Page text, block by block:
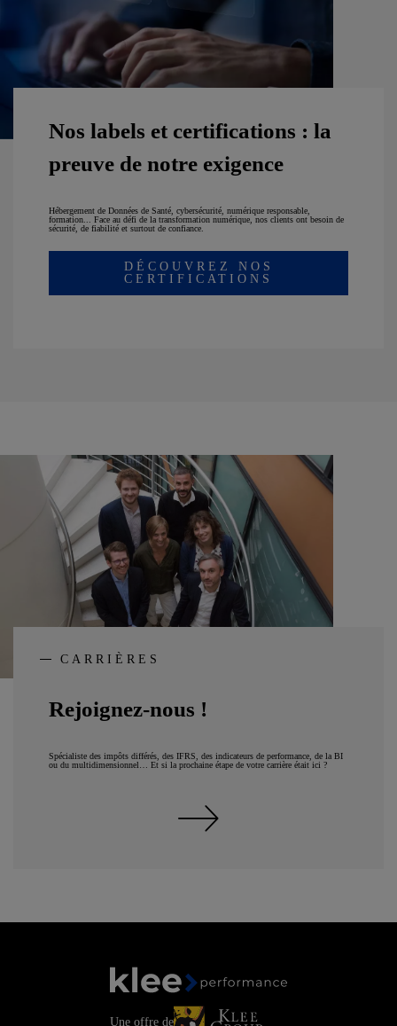
Nos labels et certifications : la
preuve de notre exigence
Hébergement de Données de Santé, cybersécurité, numérique responsable,
formation... Face au défi de la transformation numérique, nos clients ont besoin de
sécurité, de fiabilité et surtout de confiance.
DÉCOUVREZ NOS
CERTIFICATIONS
Rejoignez-nous !
CARRIÈRES
Spécialiste des impôts différés, des IFRS, des indicateurs de performance, de la BI
ou du multidimensionnel… Et si la prochaine étape de votre carrière était ici ?
Une offre de